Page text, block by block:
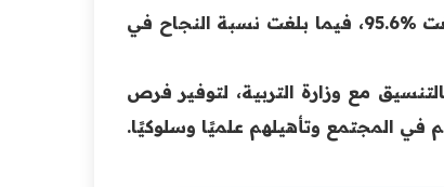
كما سجل مركز آفاق المستقبل لمحو الأمية في نينوى نسبة نجاح بلغت %95.6، فيما بلغت نسبة النجاح في
مع وزارة التربية، لتوفير فرص
في المجتمع وتأهيلهم علميًا وسلوكيًا.